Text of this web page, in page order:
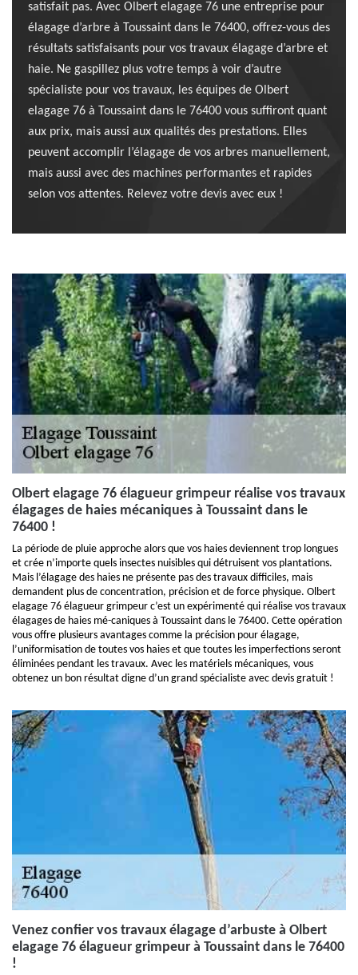
satisfait pas. Avec Olbert elagage 76 une entreprise pour
élagage d’arbre à Toussaint dans le 76400, offrez-vous des
résultats satisfaisants pour vos travaux élagage d’arbre et
haie. Ne gaspillez plus votre temps à voir d’autre
spécialiste pour vos travaux, les équipes de Olbert
elagage 76 à Toussaint dans le 76400 vous suffiront quant
aux prix, mais aussi aux qualités des prestations. Elles
peuvent accomplir l’élagage de vos arbres manuellement,
mais aussi avec des machines performantes et rapides
selon vos attentes. Relevez votre devis avec eux !
Olbert elagage 76 élagueur grimpeur réalise vos travaux
élagages de haies mécaniques à Toussaint dans le
76400 !
La période de pluie approche alors que vos haies deviennent trop longues
et crée n’importe quels insectes nuisibles qui détruisent vos plantations.
Mais l’élagage des haies ne présente pas des travaux difficiles, mais
demandent plus de concentration, précision et de force physique. Olbert
elagage 76 élagueur grimpeur c’est un expérimenté qui réalise vos travaux
élagages de haies mé-caniques à Toussaint dans le 76400. Cette opération
vous offre plusieurs avantages comme la précision pour élagage,
l’uniformisation de toutes vos haies et que toutes les imperfections seront
éliminées pendant les travaux. Avec les matériels mécaniques, vous
obtenez un bon résultat digne d’un grand spécialiste avec devis gratuit !
Venez confier vos travaux élagage d’arbuste à Olbert
elagage 76 élagueur grimpeur à Toussaint dans le 76400
!